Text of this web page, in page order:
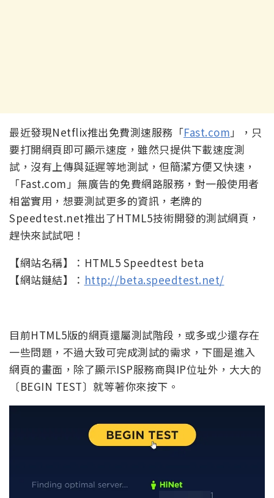
最近發現Netflix推出免費測速服務「Fast.com」，只
要打開網頁即可顯示速度，雖然只提供下載速度測
試，沒有上傳與延遲等地測試，但簡潔方便又快速，
「Fast.com」無廣告的免費網路服務，對一般使用者
相當實用，想要測試更多的資訊，老牌的
Speedtest.net推出了HTML5技術開發的測試網頁，
趕快來試試吧！
【網站名稱】：HTML5 Speedtest beta
【網站鏈結】： http://beta.speedtest.net/
目前HTML5版的網頁還屬測試階段，或多或少還存在
一些問題，不過大致可完成測試的需求，下圖是進入
網頁的畫面，除了顯示ISP服務商與IP位址外，大大的
〔BEGIN TEST〕就等著你來按下。